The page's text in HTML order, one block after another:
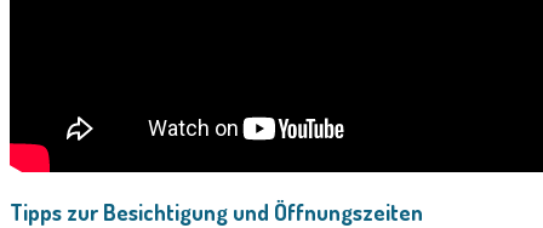
Tipps zur Besichtigung und Öffnungszeiten